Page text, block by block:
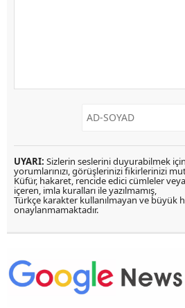
UYARI: Sizlerin seslerini duyurabilmek
yorumlarınızı, görüşlerinizi fikirlerinizi
Küfür, hakaret, rencide edici cümleler
içeren, imla kuralları ile yazılmamış,
Türkçe karakter kullanılmayan ve büyük
onaylanmamaktadır.